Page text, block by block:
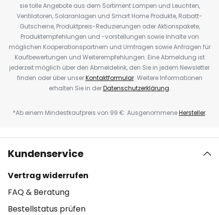
sie tolle Angebote aus dem Sortiment Lampen und Leuchten,
Ventilatoren, Solaranlagen und Smart Home Produkte, Rabatt-
Gutscheine, Produktpreis-Reduzierungen oder Aktionspakete,
Produktempfehlungen und -vorstellungen sowie Inhalte von
möglichen Kooperationspartnern und Umfragen sowie Anfragen für
Kaufbewertungen und Weiterempfehlungen. Eine Abmeldung ist
jederzeit möglich über den Abmeldelink, den Sie in jedem Newsletter
finden oder über unserKontaktformular. Weitere Informationen
erhalten Sie in derDatenschutzerklärung.
*Ab einem Mindestkaufpreis von 99 €. AusgenommeneHersteller.
Kundenservice
Vertrag widerrufen
FAQ & Beratung
Bestellstatus prüfen